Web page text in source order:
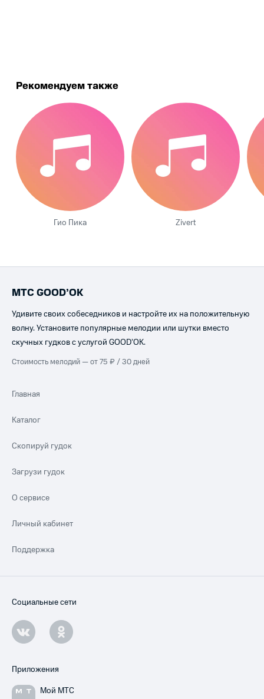
Рекомендуем также
Гио Пика Zivert
МТС GOOD’OK
Удивите своих собеседников и настройте их на положительную
волну. Установите популярные мелодии или шутки вместо
скучных гудков с услугой GOOD’OK.
Стоимость мелодий — от 75 ₽ / 30 дней
Главная
Каталог
Скопируй гудок
Загрузи гудок
О сервисе
Личный кабинет
Поддержка
Социальные сети
Приложения
Мой МТС